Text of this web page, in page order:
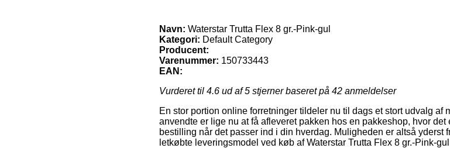
Navn: Waterstar Trutta Flex 8 gr.-Pink-gul
Kategori: Default Category
Producent:
Varenummer: 150733443
EAN:
Vurderet til 4.6 ud af 5 stjerner baseret på 42 anmeldelser
En stor portion online forretninger tildeler nu til dags et stort udvalg af
anvendte er lige nu at få afleveret pakken hos en pakkeshop, hvor
bestilling når det passer ind i din hverdag. Muligheden er altså yderst
letkøbte leveringsmodel ved køb af Waterstar Trutta Flex 8 gr.-Pink-